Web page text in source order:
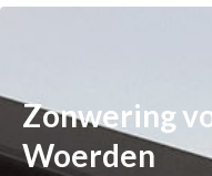
Zonwering
Woerden